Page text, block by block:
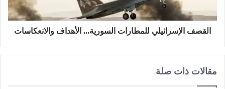
القصف الإسرائيلي للمطارات السورية... الأهداف والانعكاسات
مقالات ذات صلة